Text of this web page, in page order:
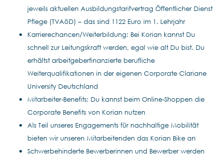
jeweils aktuellen Ausbildungstarifvertrag Öffentlicher Dienst
Pflege (TVAöD) – das sind 1122 Euro im 1. Lehrjahr
Karrierechancen/Weiterbildung: Bei Korian kannst Du
schnell zur Leitungskraft werden, egal wie alt Du bist. Du
erhältst arbeitgeberfinanzierte berufliche
Weiterqualifikationen in der eigenen Corporate Clariane
University Deutschland
Mitarbeiter-Benefits: Du kannst beim Online-Shoppen die
Corporate Benefits von Korian nutzen
Als Teil unseres Engagements für nachhaltige Mobilität
bieten wir unseren Mitarbeitenden das Korian Bike an
Schwerbehinderte Bewerberinnen und Bewerber werden